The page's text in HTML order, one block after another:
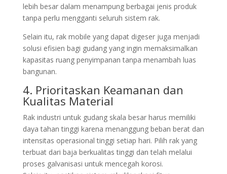
lebih besar dalam menampung berbagai jenis produk
tanpa perlu mengganti seluruh sistem rak.
Selain itu, rak mobile yang dapat digeser juga menjadi
solusi efisien bagi gudang yang ingin memaksimalkan
kapasitas ruang penyimpanan tanpa menambah luas
bangunan.
4. Prioritaskan Keamanan dan
Kualitas Material
Rak industri untuk gudang skala besar harus memiliki
daya tahan tinggi karena menanggung beban berat dan
intensitas operasional tinggi setiap hari. Pilih rak yang
terbuat dari baja berkualitas tinggi dan telah melalui
proses galvanisasi untuk mencegah korosi.